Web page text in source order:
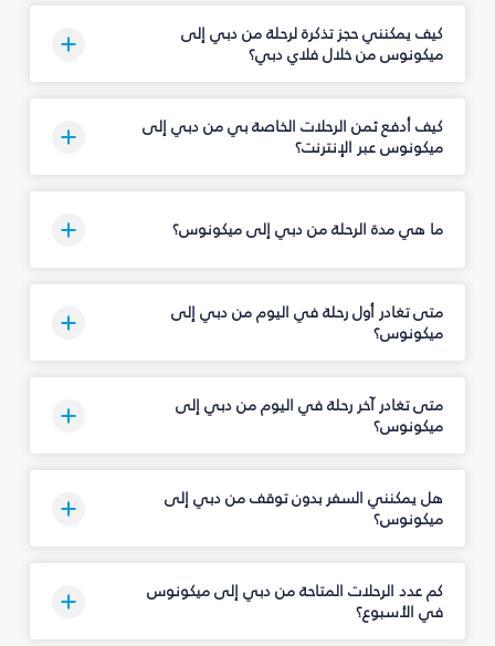
كيف يمكنني حجز تذكرة لرحلة من دبي إلى
ميكونوس من خلال فلاي دبي؟
كيف أدفع ثمن الرحلات الخاصة بي من دبي إلى
ميكونوس عبر الإنترنت؟
ما هي مدة الرحلة من دبي إلى ميكونوس؟
متى تغادر أول رحلة في اليوم من دبي إلى
ميكونوس؟
متى تغادر آخر رحلة في اليوم من دبي إلى
ميكونوس؟
هل يمكنني السفر بدون توقف من دبي إلى
ميكونوس؟
كم عدد الرحلات المتاحة من دبي إلى ميكونوس
في الأسبوع؟